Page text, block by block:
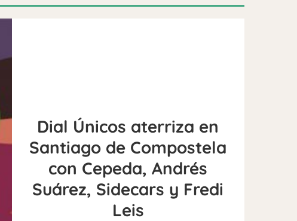
Dial Únicos aterriza en
Santiago de Compostela
con Cepeda, Andrés
Suárez, Sidecars y Fredi
Leis